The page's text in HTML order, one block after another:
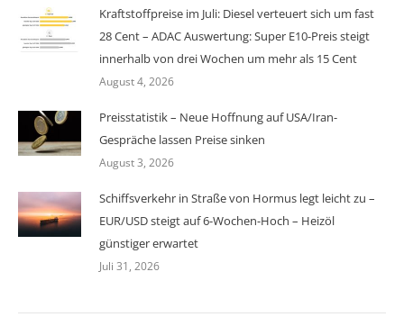
Kraftstoffpreise im Juli: Diesel verteuert sich um fast
28 Cent – ADAC Auswertung: Super E10-Preis steigt
innerhalb von drei Wochen um mehr als 15 Cent
August 4, 2026
Preisstatistik – Neue Hoffnung auf USA/Iran-
Gespräche lassen Preise sinken
August 3, 2026
Schiffsverkehr in Straße von Hormus legt leicht zu –
EUR/USD steigt auf 6-Wochen-Hoch – Heizöl
günstiger erwartet
Juli 31, 2026